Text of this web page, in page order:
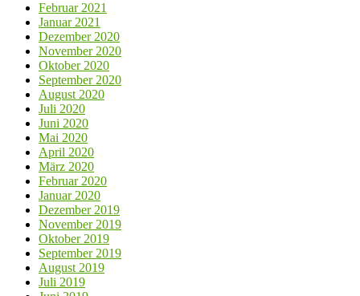
Februar 2021
Januar 2021
Dezember 2020
November 2020
Oktober 2020
September 2020
August 2020
Juli 2020
Juni 2020
Mai 2020
April 2020
März 2020
Februar 2020
Januar 2020
Dezember 2019
November 2019
Oktober 2019
September 2019
August 2019
Juli 2019